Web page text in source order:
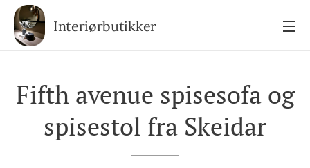
Interiørbutikker
Fifth avenue spisesofa og
spisestol fra Skeidar